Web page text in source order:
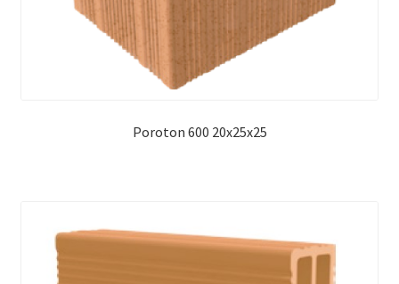
Poroton 600 20x25x25